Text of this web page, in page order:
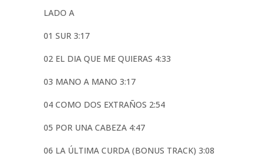
LADO A
01 SUR 3:17
02 EL DIA QUE ME QUIERAS 4:33
03 MANO A MANO 3:17
04 COMO DOS EXTRAÑOS 2:54
05 POR UNA CABEZA 4:47
06 LA ÚLTIMA CURDA (BONUS TRACK) 3:08